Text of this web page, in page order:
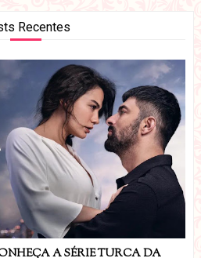
Recentes
A SÉRIE TURCA DA